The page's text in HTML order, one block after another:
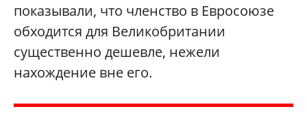
показывали, что членство в Евросоюзе
обходится для Великобритании
существенно дешевле, нежели
нахождение вне его.